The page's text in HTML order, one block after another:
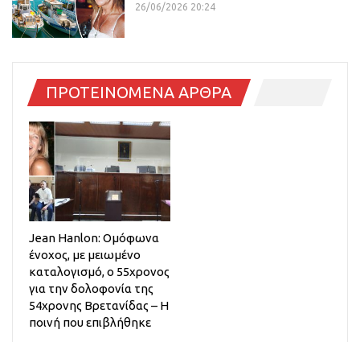
26/06/2026 20:24
ΠΡΟΤΕΙΝΟΜΕΝΑ ΑΡΘΡΑ
Jean Hanlon: Ομόφωνα
ένοχος, με μειωμένο
καταλογισμό, ο 55χρονος
για την δολοφονία της
54χρονης Βρετανίδας – Η
ποινή που επιβλήθηκε